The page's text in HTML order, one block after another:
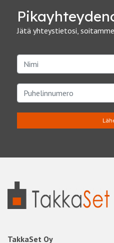
Jätä yhteystietosi,
TakkaSet Oy